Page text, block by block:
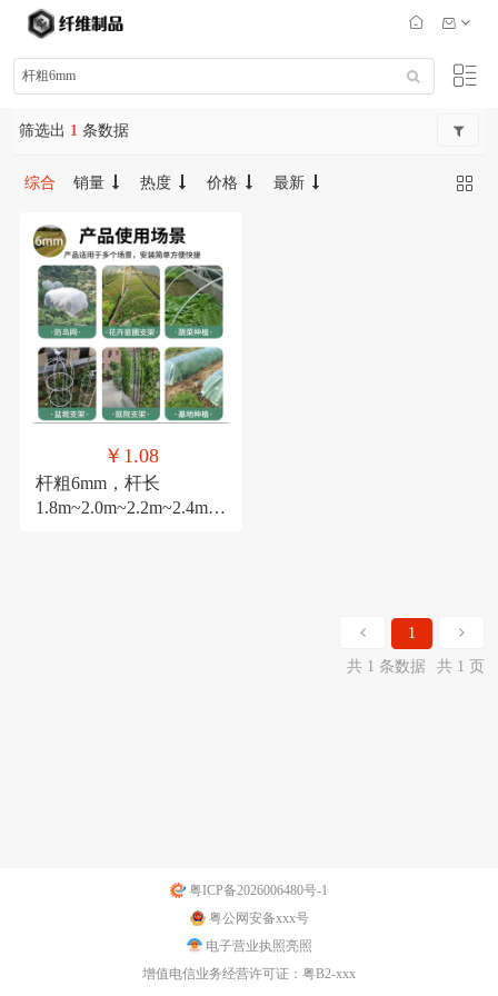
筛选出 1 条数据
综合 销量 热度 价格 最新
￥1.08
杆粗6mm，杆长
1.8m~2.0m~2.2m~2.4m~3
1
共 1 条数据
共 1 页
粤ICP备2026006480号-1
粤公网安备xxx号
电子营业执照亮照
增值电信业务经营许可证：粤B2-xxx